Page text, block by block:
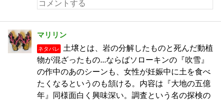
マリリン
ネタバレ
土壌とは、岩の分解したものと死んだ動植
物が混ざったもの...ならばソローキンの『吹雪』
の作中のあのシーンも、女性が妊娠中に土を食べ
たくなるというのも頷ける。内容は『大地の五億
年』同様面白く興味深い。調査という名の探検の